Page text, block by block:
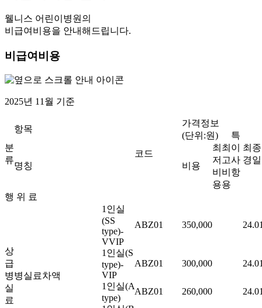
웰니스 어린이병원의
비급여비용을 안내해드립니다.
비급여비용
2025년 11월 기준
분
류
항목
코드
가격정보
(단위:원)
특
이
사
항
최
경일
명칭 비용
최
저
비
용
최
고
비
용
행 위 료
상
급
병
실
료
병실료차액
1인실
(SS
type)-
VVIP
ABZ01 350,000
1인실(S
type)-
VIP
ABZ01 300,000
1인실(A
type)
ABZ01 260,000